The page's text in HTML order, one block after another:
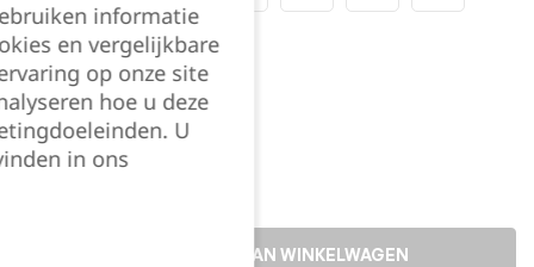
58 60 62
Kies je aantal:
TOEVOEGEN AAN WINKELWAGEN
informatie
en vergelijkbare
op onze site
hoe u deze
U
in ons